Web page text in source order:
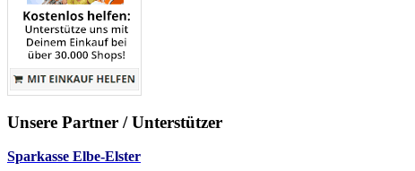
Unsere Partner / Unterstützer
Sparkasse Elbe-Elster